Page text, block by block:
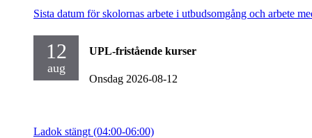
Sista datum för skolornas arbete i utbudsomgång och arbete
12
aug
UPL-fristående kurser
Onsdag 2026-08-12
Ladok stängt (04:00-06:00)